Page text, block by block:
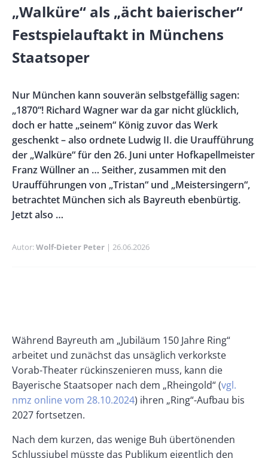
„Walküre“ als „ächt baierischer“
Festspielauftakt in Münchens
Staatsoper
Vorspann
/
Teaser
Nur München kann souverän selbstgefällig sagen:
„1870“! Richard Wagner war da gar nicht glücklich,
doch er hatte „seinem“ König zuvor das Werk
geschenkt – also ordnete Ludwig II. die Uraufführung
der „Walküre“ für den 26. Juni unter Hofkapellmeister
Franz Wüllner an … Seither, zusammen mit den
Uraufführungen von „Tristan“ und „Meistersingern“,
betrachtet München sich als Bayreuth ebenbürtig.
Jetzt also …
Autor Wolf-Dieter Peter Publikationsdatum
26.06.2026
Right
Paragraphs
Text
Während Bayreuth am „Jubiläum 150 Jahre Ring“
arbeitet und zunächst das unsäglich verkorkste
Vorab-Theater rückinszenieren muss, kann die
Bayerische Staatsoper nach dem „Rheingold“ (vgl.
nmz online vom 28.10.2024) ihren „Ring“-Aufbau bis
2027 fortsetzen.
Nach dem kurzen, das wenige Buh übertönenden
Schlussjubel müsste das Publikum eigentlich den